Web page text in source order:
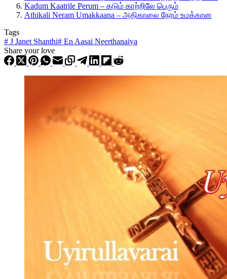
Kadum Kaatrile Perum – கடும் காற்றிலே பெரும்
Athikali Neram Umakkaana – அதிகாலை நேரம் உமக்கான
Tags
# J Janet Shanthi# En Aasai Neerthanaiya
Share your love